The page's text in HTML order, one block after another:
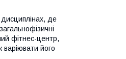
дисциплінах, де
фітнес-центр,
варіювати його